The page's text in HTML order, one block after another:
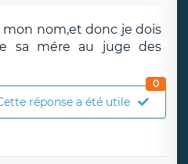
nom,et donc je dois
sa mére au juge des
réponse a été utile
0